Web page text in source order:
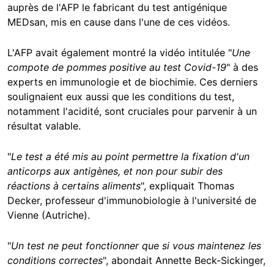
auprès de l'AFP le fabricant du test antigénique
MEDsan, mis en cause dans l'une de ces vidéos.
L'AFP avait également montré la vidéo intitulée "Une
compote de pommes positive au test Covid-19" à des
experts en immunologie et de biochimie. Ces derniers
soulignaient eux aussi que les conditions du test,
notamment l'acidité, sont cruciales pour parvenir à un
résultat valable.
"Le test a été mis au point permettre la fixation d'un
anticorps aux antigènes, et non pour subir des
réactions à certains aliments", expliquait Thomas
Decker, professeur d'immunobiologie à l'université de
Vienne (Autriche).
"Un test ne peut fonctionner que si vous maintenez les
conditions correctes", abondait Annette Beck-Sickinger,